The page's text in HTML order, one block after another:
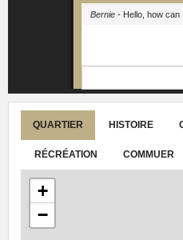
Bernie- Hello, how can
QUARTIER HISTOIRE
RÉCRÉATION COMMUER
+
−